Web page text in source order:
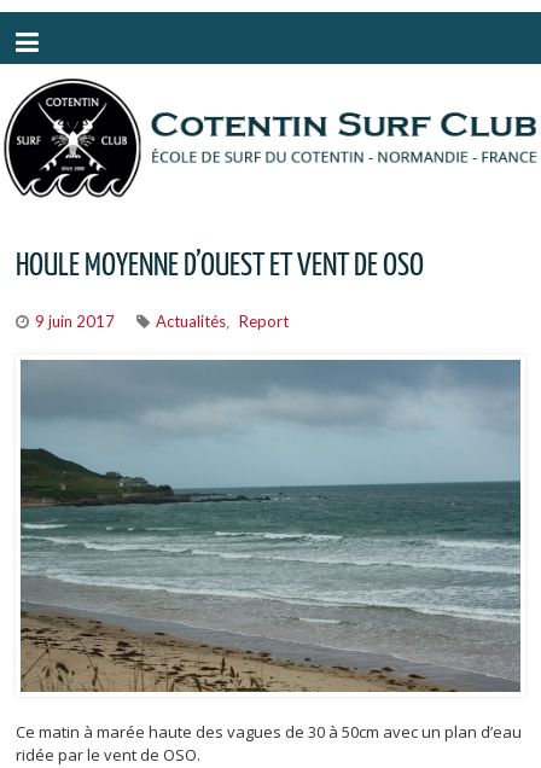
HOULE MOYENNE D’OUEST ET VENT DE OSO
9 juin 2017 Actualités Report
Ce matin à marée haute des vagues de 30 à 50cm avec un plan d’eau
ridée par le vent de OSO.
Panneau de gestion des cookies